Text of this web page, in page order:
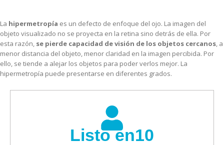
La hipermetropía es un defecto de enfoque del ojo. La imagen del
objeto visualizado no se proyecta en la retina sino detrás de ella. Por
esta razón, se pierde capacidad de visión de los objetos cercanos, a
menor distancia del objeto, menor claridad en la imagen percibida. Por
ello, se tiende a alejar los objetos para poder verlos mejor. La
hipermetropía puede presentarse en diferentes grados.
Listo en10